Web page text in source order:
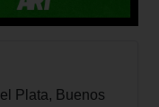
Plata, Buenos